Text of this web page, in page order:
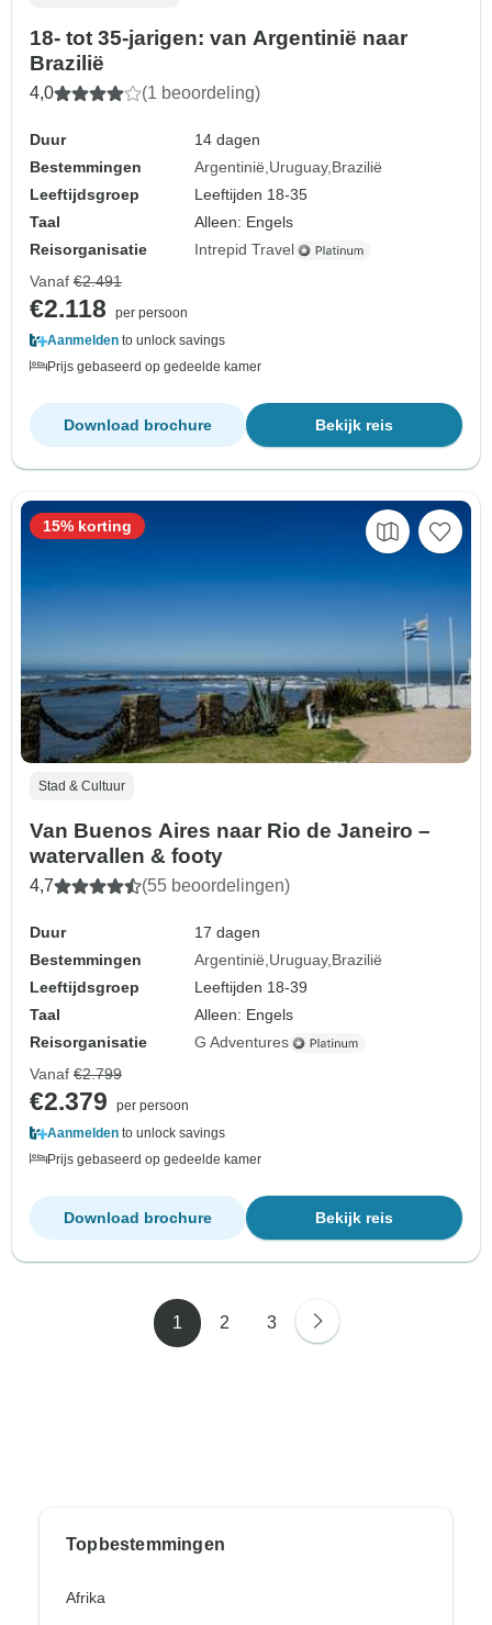
18- tot 35-jarigen: van Argentinië naar
Brazilië
4,0 (1 beoordeling)
Duur
14 dagen
Bestemmingen
Argentinië Uruguay Brazilië
Leeftijdsgroep
Leeftijden 18-35
Taal
Alleen: Engels
Reisorganisatie
Intrepid Travel
Vanaf €2.491
€2.118
per persoon
Aanmelden to unlock savings
Prijs gebaseerd op gedeelde kamer
Bekijk reis
Download brochure
Stad & Cultuur
Van Buenos Aires naar Rio de Janeiro –
watervallen & footy
4,7 (55 beoordelingen)
Duur
17 dagen
Bestemmingen
Argentinië Uruguay Brazilië
Leeftijdsgroep
Leeftijden 18-39
Taal
Alleen: Engels
Reisorganisatie
G Adventures
15% korting
Vanaf €2.799
€2.379
per persoon
Aanmelden to unlock savings
Prijs gebaseerd op gedeelde kamer
Bekijk reis
Download brochure
1 2 3
Topbestemmingen
Afrika